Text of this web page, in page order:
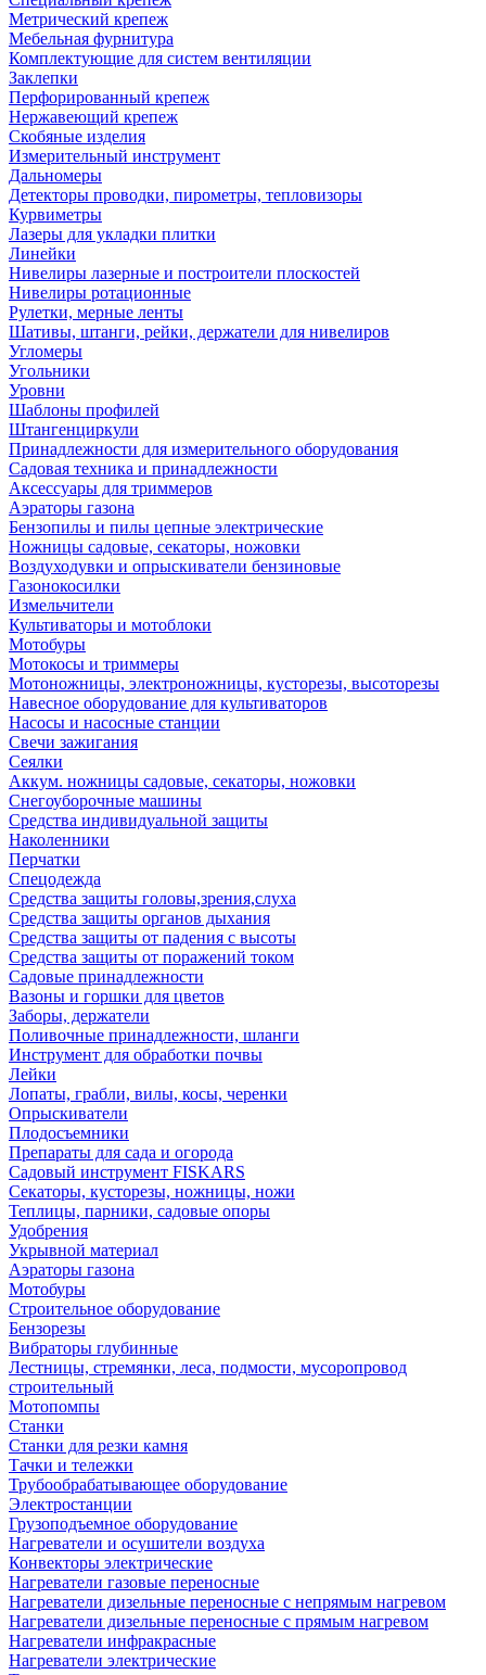
Метрический крепеж
Мебельная фурнитура
Комплектующие для систем вентиляции
Заклепки
Перфорированный крепеж
Нержавеющий крепеж
Скобяные изделия
Измерительный инструмент
Дальномеры
Детекторы проводки, пирометры, тепловизоры
Курвиметры
Лазеры для укладки плитки
Линейки
Нивелиры лазерные и построители плоскостей
Нивелиры ротационные
Рулетки, мерные ленты
Шативы, штанги, рейки, держатели для нивелиров
Угломеры
Угольники
Уровни
Шаблоны профилей
Штангенциркули
Принадлежности для измерительного оборудования
Садовая техника и принадлежности
Аксессуары для триммеров
Аэраторы газона
Бензопилы и пилы цепные электрические
Ножницы садовые, секаторы, ножовки
Воздуходувки и опрыскиватели бензиновые
Газонокосилки
Измельчители
Культиваторы и мотоблоки
Мотобуры
Мотокосы и триммеры
Мотоножницы, электроножницы, кусторезы, высоторезы
Навесное оборудование для культиваторов
Насосы и насосные станции
Свечи зажигания
Сеялки
Аккум. ножницы садовые, секаторы, ножовки
Снегоуборочные машины
Средства индивидуальной защиты
Наколенники
Перчатки
Спецодежда
Средства защиты головы,зрения,слуха
Средства защиты органов дыхания
Средства защиты от падения с высоты
Средства защиты от поражений током
Садовые принадлежности
Вазоны и горшки для цветов
Заборы, держатели
Поливочные принадлежности, шланги
Инструмент для обработки почвы
Лейки
Лопаты, грабли, вилы, косы, черенки
Опрыскиватели
Плодосъемники
Препараты для сада и огорода
Садовый инструмент FISKARS
Секаторы, кусторезы, ножницы, ножи
Теплицы, парники, садовые опоры
Удобрения
Укрывной материал
Аэраторы газона
Мотобуры
Строительное оборудование
Бензорезы
Вибраторы глубинные
Лестницы, стремянки, леса, подмости, мусоропровод
строительный
Мотопомпы
Станки
Станки для резки камня
Тачки и тележки
Трубообрабатывающее оборудование
Электростанции
Грузоподъемное оборудование
Нагреватели и осушители воздуха
Конвекторы электрические
Нагреватели газовые переносные
Нагреватели дизельные переносные с непрямым нагревом
Нагреватели дизельные переносные с прямым нагревом
Нагреватели инфракрасные
Нагреватели электрические